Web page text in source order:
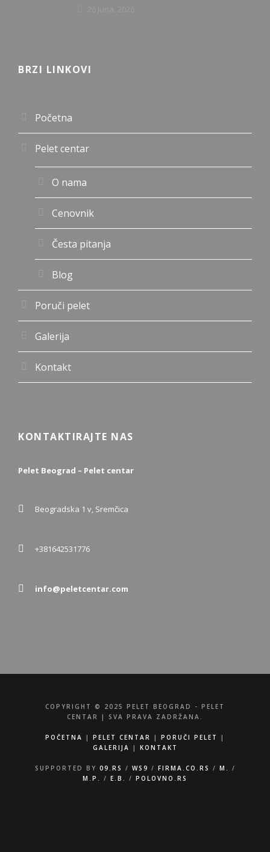
BRZI LINKOVI
Početna
Pelet centar
O nama
Cenovnik
Česta pitanja
Blog
Poruči pelet
Galerija
Kontakt
KONTAKTIRAJTE NAS
Pelet Beograd – Pelet centar
Beogradska 1 v, Sremčica
+381642531776
info@peletcentar.com
COPYRIGHT © 2025 PELET BEOGRAD - PELET
CENTAR | SVA PRAVA ZADRŽANA.
POČETNA | PELET CENTAR | PORUČI PELET
|
GALERIJA | KONTAKT
SUPPORTED BY 09.RS / WS9 / FIRMA.CO.RS / M.
/
M.P.
/ E.B. / POLOVNO.RS